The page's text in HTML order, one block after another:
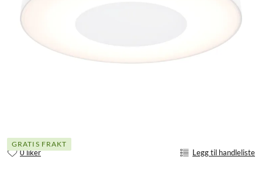
GRATIS FRAKT
0 liker Legg til handleliste